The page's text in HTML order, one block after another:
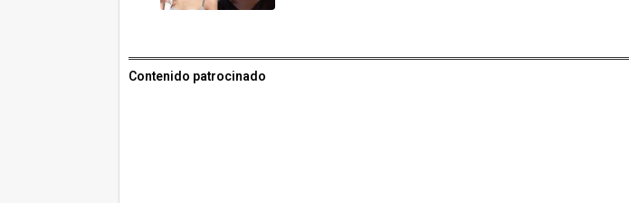
Contenido patrocinado